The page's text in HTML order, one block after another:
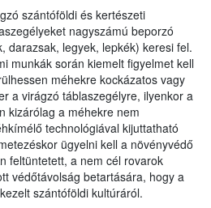
szántóföldi és kertészeti
nagyszámú beporzó
darazsak, legyek, lepkék) keresi fel.
munkák során kiemelt figyelmet kell
méhekre kockázatos vagy
a virágzó táblaszegélyre, ilyenkor a
kizárólag a méhekre nem
technológiával kijuttatható
ügyelni kell a növényvédő
feltüntetett, a nem cél rovarok
védőtávolság betartására, hogy a
szántóföldi kultúráról.